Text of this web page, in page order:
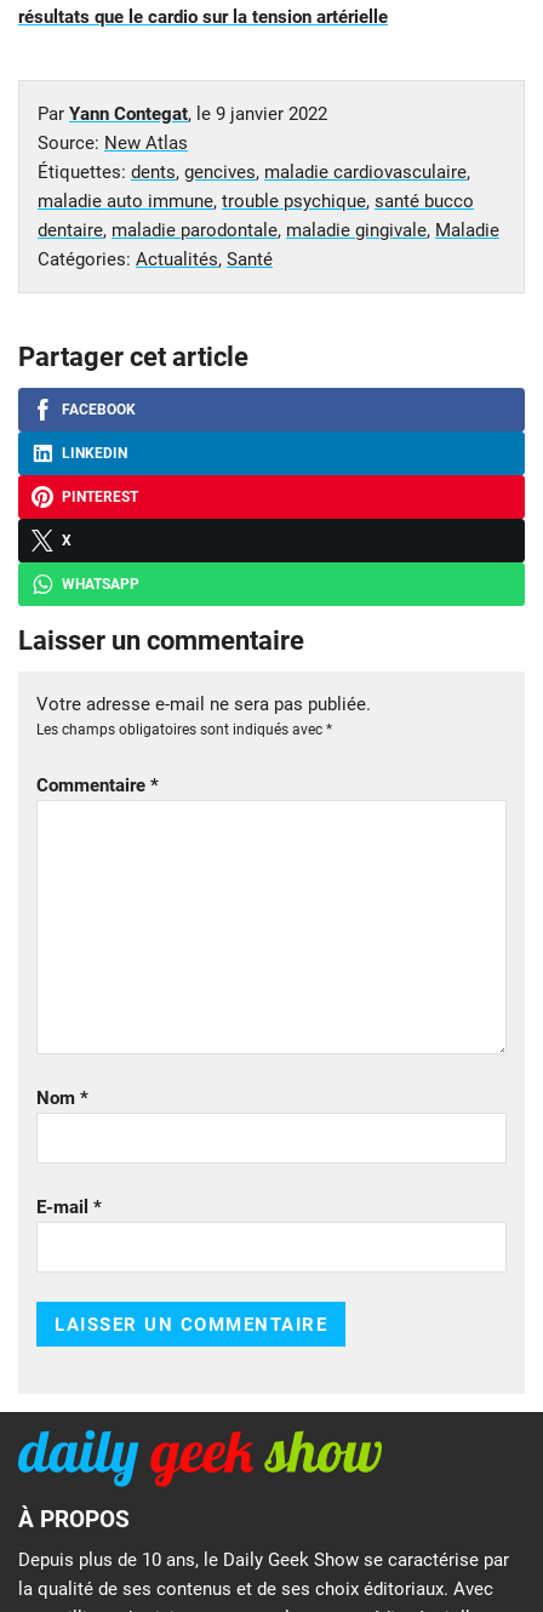
résultats que le cardio sur la tension artérielle
Par Yann Contegat, le 9 janvier 2022
Source: New Atlas
Étiquettes: dents, gencives, maladie cardiovasculaire,
maladie auto immune, trouble psychique, santé bucco
dentaire, maladie parodontale, maladie gingivale, Maladie
Catégories: Actualités, Santé
Partager cet article
FACEBOOK
LINKEDIN
PINTEREST
X
WHATSAPP
Laisser un commentaire
Votre adresse e-mail ne sera pas publiée.
Les champs obligatoires sont indiqués avec *
Commentaire *
Nom *
E-mail *
À PROPOS
Depuis plus de 10 ans, le Daily Geek Show se caractérise par
la qualité de ses contenus et de ses choix éditoriaux. Avec